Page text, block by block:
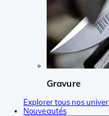
Gravure
Explorer tous nos
Nouveautés